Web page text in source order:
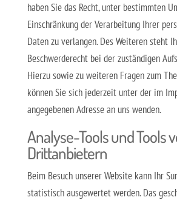
haben Sie das Recht, unter bestimmten
Einschränkung der Verarbeitung Ihrer
Daten zu verlangen. Des Weiteren steht
Beschwerderecht bei der zuständigen
Hierzu sowie zu weiteren Fragen zum
können Sie sich jederzeit unter der im
angegebenen Adresse an uns wenden.
Analyse-Tools und Tools
Drittanbietern
Beim Besuch unserer Website kann Ihr
statistisch ausgewertet werden. Das